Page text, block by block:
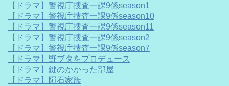
【ドラマ】警視庁捜査一課9係season1
【ドラマ】警視庁捜査一課9係season10
【ドラマ】警視庁捜査一課9係season11
【ドラマ】警視庁捜査一課9係season2
【ドラマ】警視庁捜査一課9係season7
【ドラマ】野ブタをプロデュース
【ドラマ】鍵のかかった部屋
【ドラマ】隕石家族